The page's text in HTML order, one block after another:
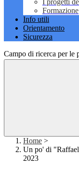
I progetti
Formazione
Info utili
Orientamento
Sicurezza
Campo di ricerca per le
Home >
Un po' di
2023